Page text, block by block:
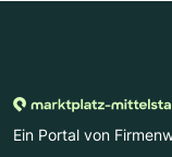
Ein Portal von